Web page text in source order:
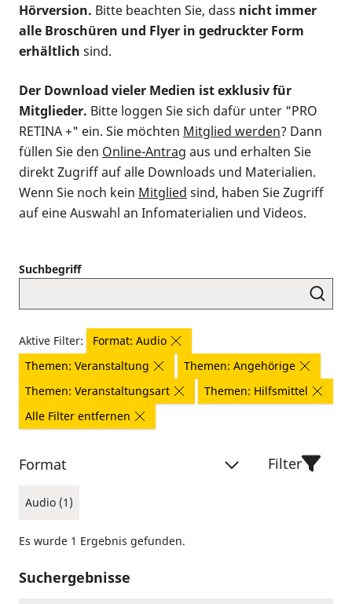
Hörversion. Bitte beachten Sie, dass nicht immer
alle Broschüren und Flyer in gedruckter Form
erhältlich sind.
Der Download vieler Medien ist exklusiv für
Mitglieder. Bitte loggen Sie sich dafür unter "PRO
RETINA +" ein. Sie möchten Mitglied werden? Dann
füllen Sie den Online-Antrag aus und erhalten Sie
direkt Zugriff auf alle Downloads und Materialien.
Wenn Sie noch kein Mitglied sind, haben Sie Zugriff
auf eine Auswahl an Infomaterialien und Videos.
Suchbegriff
Aktive Filter:
Format: Audio
Themen: Veranstaltung
Themen: Angehörige
Themen: Veranstaltungsart
Themen: Hilfsmittel
Alle Filter entfernen
Format
Audio (1)
Filter
Es wurde 1 Ergebnis gefunden.
Suchergebnisse